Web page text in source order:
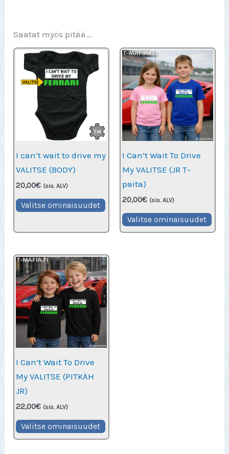
Saatat myös pitää...
I can’t wait to drive my
VALITSE (BODY)
20,00€ (sis. ALV)
Valitse ominaisuudet Tällä
tuotteella
on
muunnelma.
Voit
tehdä
valinnat
I Can’t Wait To Drive
My VALITSE (JR T-
paita)
20,00€ (sis. ALV)
Valitse ominaisuudet
I Can’t Wait To Drive
My VALITSE (PITKÄH
JR)
22,00€ (sis. ALV)
Valitse ominaisuudet Tällä
tuotteella